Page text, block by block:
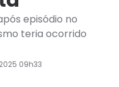
episódio no
teria ocorrido
09h33